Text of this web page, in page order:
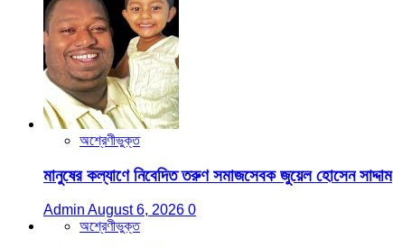
অশ্রেণীভুক্ত
মানুষের কল্যাণে নিবেদিত তরুণ সমাজসেবক জুয়েল হোসেন সাদ্দাম
Admin August 6, 2026 0
অশ্রেণীভুক্ত